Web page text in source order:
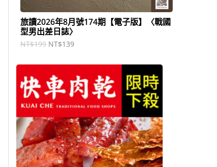
旅讀2026年8月號174期【電子版】〈戰國
型男出差日誌〉
NT$199 NT$139